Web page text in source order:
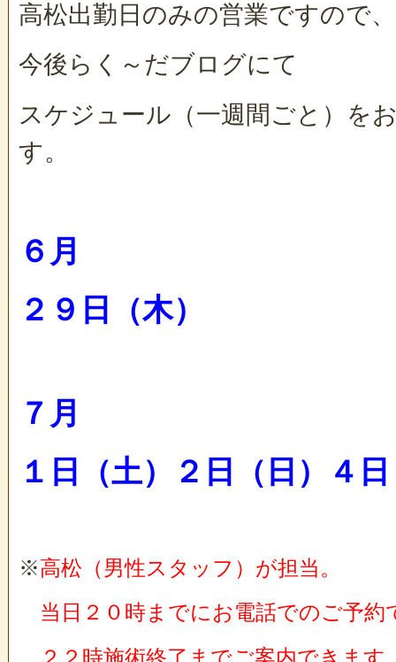
高松出勤日のみの営業ですので、
今後らく～だブログにて
スケジュール（一週間ごと）を
す。
６月
２９日（木）
７月
１日（土）２日（日）４
※高松（男性スタッフ）が担当。
当日２０時までにお電話でのご予約
２２時施術終了までご案内できます